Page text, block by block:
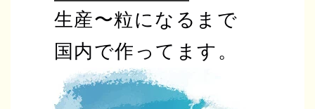
生産〜粒になるまで
国内で作ってます。